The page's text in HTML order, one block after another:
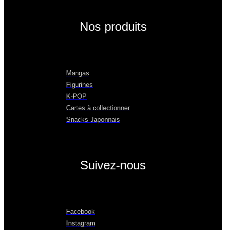
Nos produits
Mangas
Figurines
K-POP
Cartes à collectionner
Snacks Japonnais
Suivez-nous
Facebook
Instagram